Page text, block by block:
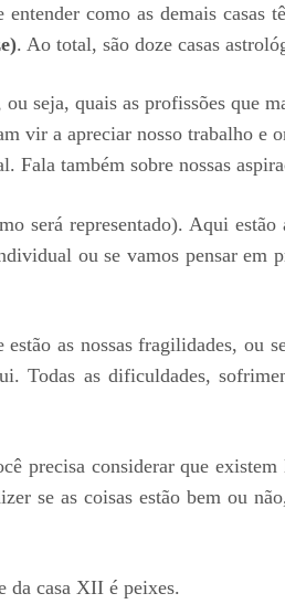
como as demais casas
. Ao total, são doze casas
seja, quais as profissões que
vir a apreciar nosso trabalho e
também sobre nossas
será representado). Aqui
ou se vamos pensar em
as nossas fragilidades, ou
Todas as dificuldades,
precisa considerar que
se as coisas estão bem ou
da casa XII é peixes.